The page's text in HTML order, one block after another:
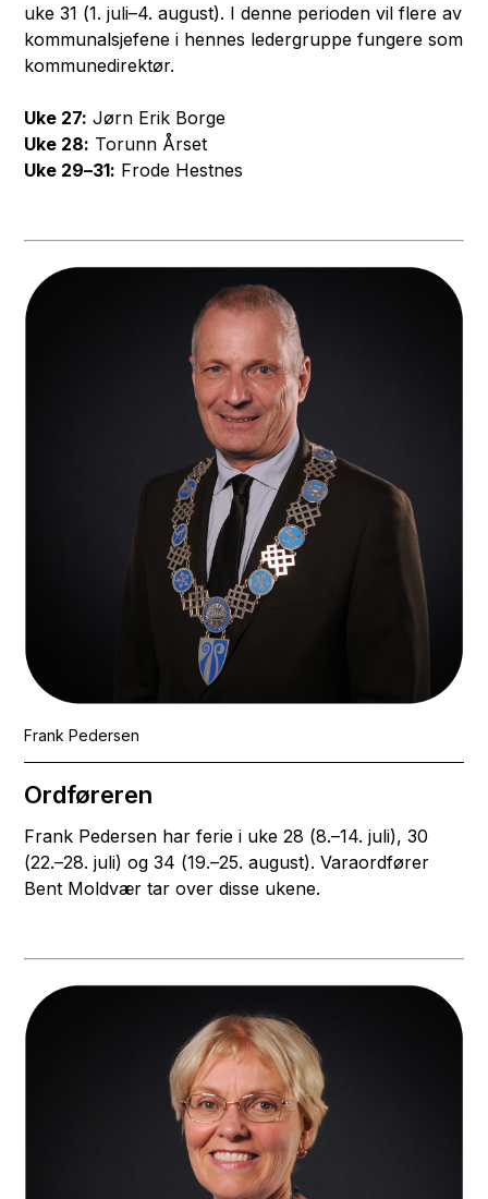
uke 31 (1. juli–4. august). I denne perioden vil flere av
kommunalsjefene i hennes ledergruppe fungere som
kommunedirektør.
Uke 27: Jørn Erik Borge
Uke 28: Torunn Årset
Uke 29–31: Frode Hestnes
Frank Pedersen
Ordføreren
Frank Pedersen har ferie i uke 28 (8.–14. juli), 30
(22.–28. juli) og 34 (19.–25. august). Varaordfører
Bent Moldvær tar over disse ukene.